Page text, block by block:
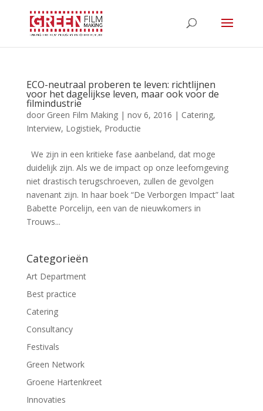
ECO-neutraal proberen te leven: richtlijnen
voor het dagelijkse leven, maar ook voor de
filmindustrie
door Green Film Making| nov 6, 2016 | Catering,
Interview, Logistiek, Productie
We zijn in een kritieke fase aanbeland, dat moge
duidelijk zijn. Als we de impact op onze leefomgeving
niet drastisch terugschroeven, zullen de gevolgen
navenant zijn. In haar boek “De Verborgen Impact” laat
Babette Porcelijn, een van de nieuwkomers in
Trouws...
Categorieën
Art Department
Best practice
Catering
Consultancy
Festivals
Green Network
Groene Hartenkreet
Innovaties